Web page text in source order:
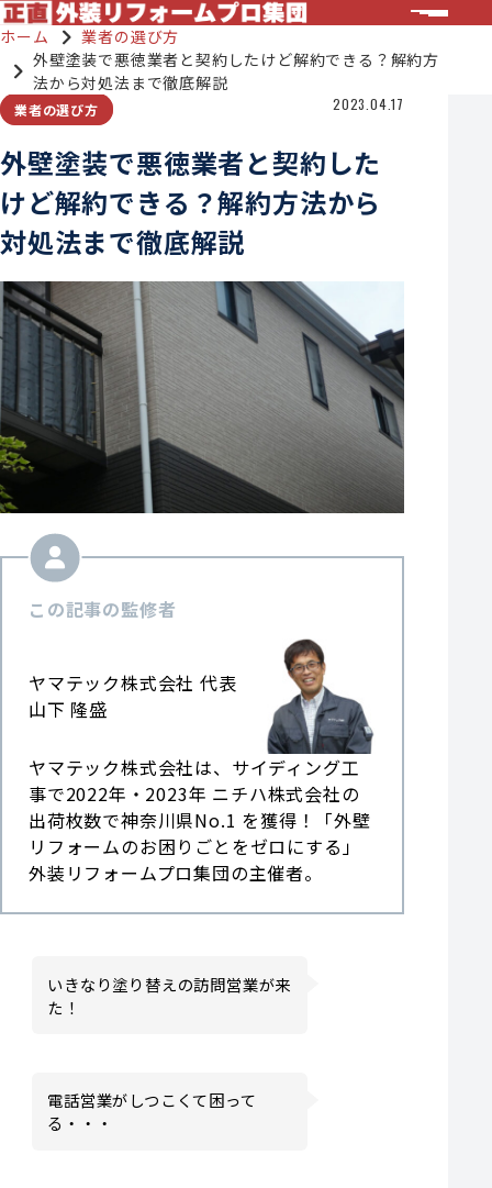
ホーム
業者の選び方
外壁塗装で悪徳業者と契約したけど解約できる？解約方
法から対処法まで徹底解説
業者の選び方 2023.04.17
外壁塗装で悪徳業者と契約した
けど解約できる？解約方法から
対処法まで徹底解説
この記事の監修者
ヤマテック株式会社 代表
山下 隆盛
ヤマテック株式会社は、サイディング工
事で2022年・2023年 ニチハ株式会社の
出荷枚数で神奈川県No.1 を獲得！「外壁
リフォームのお困りごとをゼロにする」
外装リフォームプロ集団の主催者。
いきなり塗り替えの訪問営業が来
た！
電話営業がしつこくて困って
る・・・